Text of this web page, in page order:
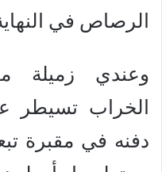
الرصاص في
وعندي زميلة
الخراب تسيطر
دفنه في مقبرة